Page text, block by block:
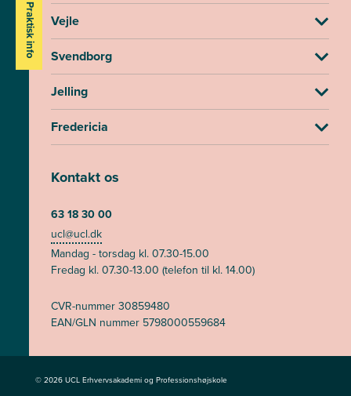
Praktisk info
Vejle
Svendborg
Jelling
Fredericia
Kontakt os
63 18 30 00
ucl@ucl.dk
Mandag - torsdag kl. 07.30-15.00
Fredag kl. 07.30-13.00 (telefon til kl. 14.00)
CVR-nummer 30859480
EAN/GLN nummer 5798000559684
© 2026 UCL Erhvervsakademi og Professionshøjskole